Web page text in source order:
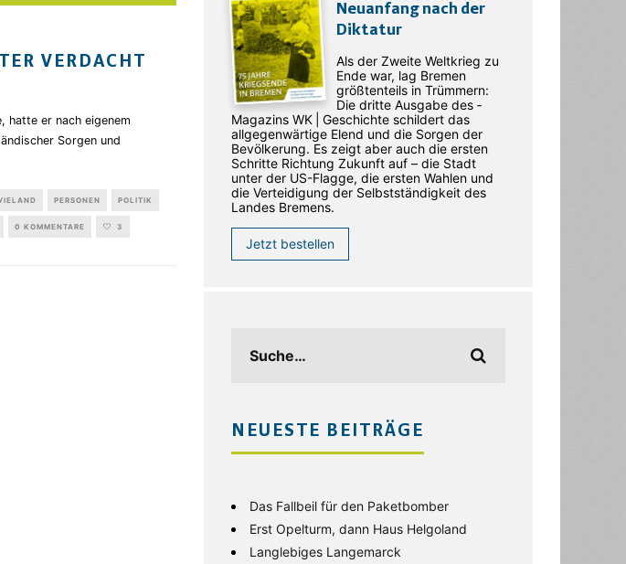
VERDACHT
hatte er nach eigenem
Sorgen und
PERSONEN POLITIK
0 KOMMENTARE 3
Neuanfang nach der
Diktatur
Als der Zweite Weltkrieg zu
Ende war, lag Bremen
größtenteils in Trümmern:
Die dritte Ausgabe des ­
Magazins WK | Geschichte schildert das
allgegenwärtige Elend und die Sorgen der
Bevölkerung. Es zeigt aber auch die ersten
Schritte Richtung Zukunft auf – die Stadt
unter der US-Flagge, die ersten Wahlen und
die Verteidigung der Selbstständigkeit des
Landes Bremens.
Jetzt bestellen
NEUESTE BEITRÄGE
Das Fallbeil für den Paketbomber
Erst Opelturm, dann Haus Helgoland
Langlebiges Langemarck